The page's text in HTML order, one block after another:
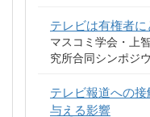
テレビは有権者
マスコミ学会・上
究所合同シンポジ
テレビ報道への
与える影響